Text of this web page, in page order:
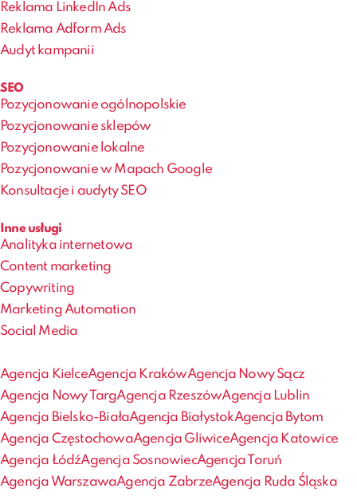
Reklama LinkedIn Ads
Reklama Adform Ads
Audyt kampanii
SEO
Pozycjonowanie ogólnopolskie
Pozycjonowanie sklepów
Pozycjonowanie lokalne
Pozycjonowanie w Mapach Google
Konsultacje i audyty SEO
Inne usługi
Analityka internetowa
Content marketing
Copywriting
Marketing Automation
Social Media
Agencja KielceAgencja KrakówAgencja Nowy Sącz
Agencja Nowy TargAgencja RzeszówAgencja Lublin
Agencja Bielsko-BiałaAgencja BiałystokAgencja Bytom
Agencja CzęstochowaAgencja GliwiceAgencja Katowice
Agencja ŁódźAgencja SosnowiecAgencja Toruń
Agencja WarszawaAgencja ZabrzeAgencja Ruda Śląska